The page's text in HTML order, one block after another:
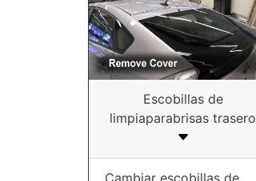
Escobillas de
limpiaparabrisas trasero
Cambiar escobillas de